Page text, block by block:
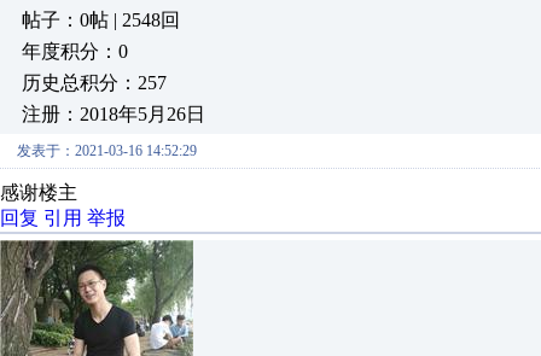
帖子：0帖 | 2548回
年度积分：0
历史总积分：257
注册：2018年5月26日
发表于：2021-03-16 14:52:29
感谢楼主
回复 引用 举报